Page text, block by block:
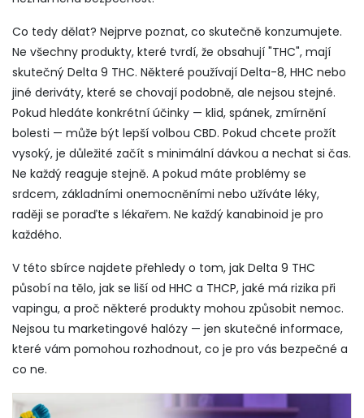
Co tedy dělat? Nejprve poznat, co skutečně konzumujete.
Ne všechny produkty, které tvrdí, že obsahují "THC", mají
skutečný Delta 9 THC. Některé používají Delta-8, HHC nebo
jiné deriváty, které se chovají podobně, ale nejsou stejné.
Pokud hledáte konkrétní účinky — klid, spánek, zmírnění
bolesti — může být lepší volbou CBD. Pokud chcete prožít
vysoký, je důležité začít s minimální dávkou a nechat si čas.
Ne každý reaguje stejně. A pokud máte problémy se
srdcem, základními onemocněními nebo užíváte léky,
raději se poraďte s lékařem. Ne každý kanabinoid je pro
každého.
V této sbírce najdete přehledy o tom, jak Delta 9 THC
působí na tělo, jak se liší od HHC a THCP, jaké má rizika při
vapingu, a proč některé produkty mohou způsobit nemoc.
Nejsou tu marketingové halózy — jen skutečné informace,
které vám pomohou rozhodnout, co je pro vás bezpečné a
co ne.